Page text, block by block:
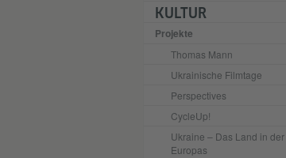
KULTUR
Projekte
Thomas Mann
Ukrainische Filmtage
Perspectives
CycleUp!
Ukraine – Das Land in der
Europas